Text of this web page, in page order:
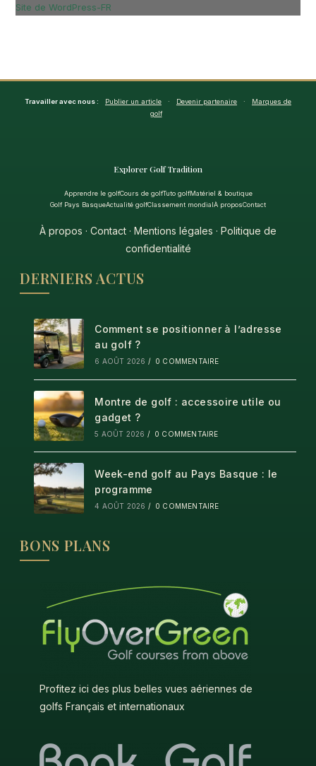
Site de WordPress-FR
Travailler avec nous : Publier un article · Devenir partenaire ·
Marques de
golf
Explorer Golf Tradition
Apprendre le golfCours de golfTuto golfMatériel & boutique
Golf Pays BasqueActualité golfClassement mondialÀ proposContact
À propos · Contact · Mentions légales · Politique de
confidentialité
DERNIERS ACTUS
Comment se positionner à l’adresse
au golf ?
6 AOÛT 2026 / 0 COMMENTAIRE
Montre de golf : accessoire utile ou
gadget ?
5 AOÛT 2026 / 0 COMMENTAIRE
Week-end golf au Pays Basque : le
programme
4 AOÛT 2026 / 0 COMMENTAIRE
BONS PLANS
Profitez ici des plus belles vues aériennes de
golfs Français et internationaux